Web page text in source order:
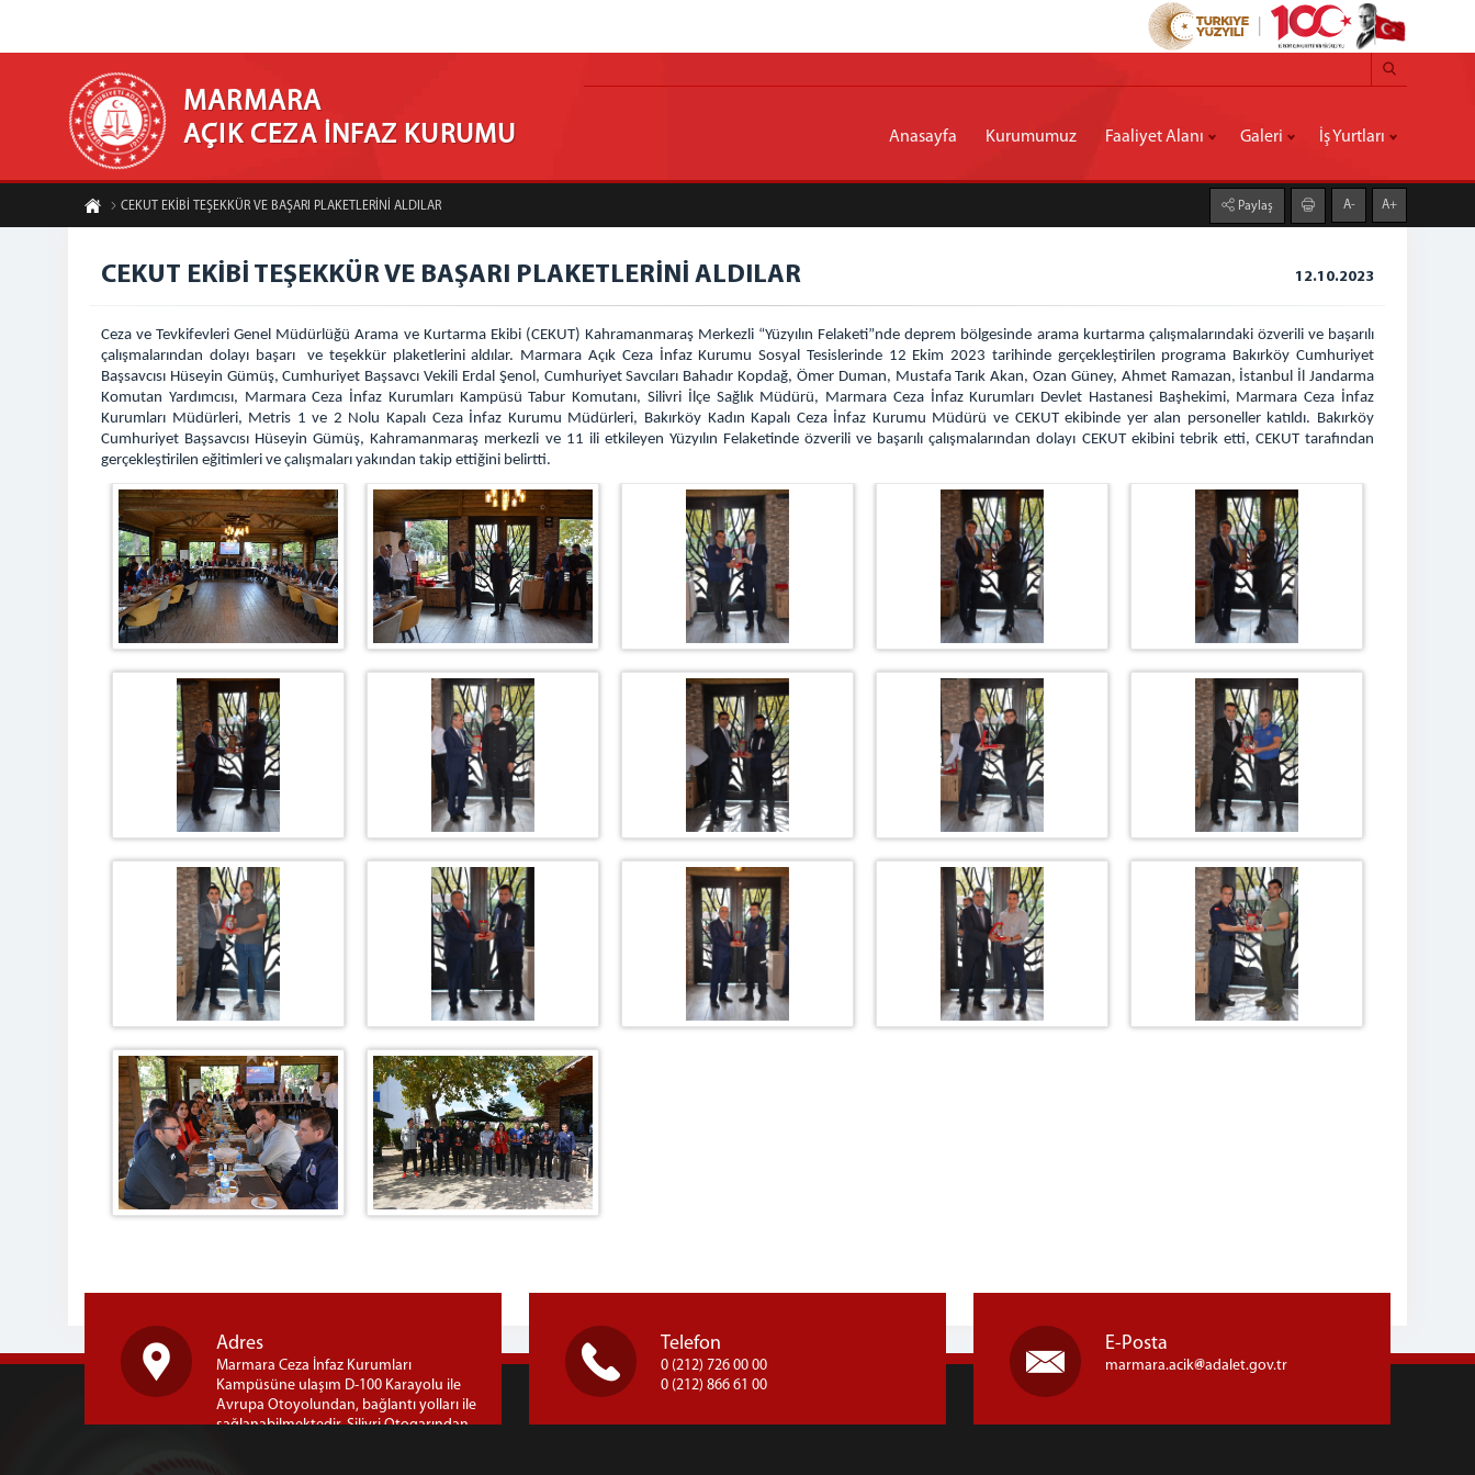
MARMARA
AÇIK CEZA İNFAZ KURUMU Anasayfa Kurumumuz Faaliyet Alanı Galeri İş Yurtları
CEKUT EKİBİ TEŞEKKÜR VE BAŞARI PLAKETLERİNİ ALDILAR Paylaş A- A+
CEKUT EKİBİ TEŞEKKÜR VE BAŞARI PLAKETLERİNİ ALDILAR 12.10.2023
Ceza ve Tevkifevleri Genel Müdürlüğü Arama ve Kurtarma Ekibi (CEKUT) Kahramanmaraş Merkezli “Yüzyılın Felaketi”nde deprem bölgesinde arama kurtarma çalışmalarındaki özverili ve başarılı
çalışmalarından dolayı başarı ve teşekkür plaketlerini aldılar. Marmara Açık Ceza İnfaz Kurumu Sosyal Tesislerinde 12 Ekim 2023 tarihinde gerçekleştirilen programa Bakırköy Cumhuriyet
Başsavcısı Hüseyin Gümüş, Cumhuriyet Başsavcı Vekili Erdal Şenol, Cumhuriyet Savcıları Bahadır Kopdağ, Ömer Duman, Mustafa Tarık Akan, Ozan Güney, Ahmet Ramazan, İstanbul İl Jandarma
Komutan Yardımcısı, Marmara Ceza İnfaz Kurumları Kampüsü Tabur Komutanı, Silivri İlçe Sağlık Müdürü, Marmara Ceza İnfaz Kurumları Devlet Hastanesi Başhekimi, Marmara Ceza İnfaz
Kurumları Müdürleri, Metris 1 ve 2 Nolu Kapalı Ceza İnfaz Kurumu Müdürleri, Bakırköy Kadın Kapalı Ceza İnfaz Kurumu Müdürü ve CEKUT ekibinde yer alan personeller katıldı. Bakırköy
Cumhuriyet Başsavcısı Hüseyin Gümüş, Kahramanmaraş merkezli ve 11 ili etkileyen Yüzyılın Felaketinde özverili ve başarılı çalışmalarından dolayı CEKUT ekibini tebrik etti, CEKUT tarafından
gerçekleştirilen eğitimleri ve çalışmaları yakından takip ettiğini belirtti.
Adres
Marmara Ceza İnfaz Kurumları
Kampüsüne ulaşım D-100 Karayolu ile
Avrupa Otoyolundan, bağlantı yolları ile
sağlanabilmektedir. Silivri Otogarından
Telefon
0 (212) 726 00 00
0 (212) 866 61 00
E-Posta
marmara.acik adalet.gov.tr